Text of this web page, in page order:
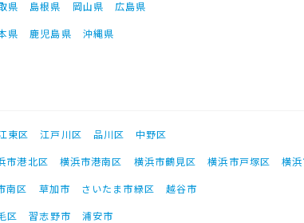
県 島根県 岡山県
広島県
県 鹿児島県 沖縄県
東区 江戸川区 品川区
中野区
市港北区 横浜市港南区 横浜市鶴見区 横浜市戸塚区
横
南区 草加市 さいたま市緑区
越谷市
区 習志野市 浦安市